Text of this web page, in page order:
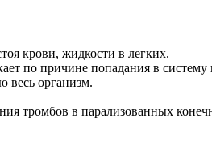
крови, жидкости в легких.
по причине попадания в
весь организм.
тромбов в парализованных